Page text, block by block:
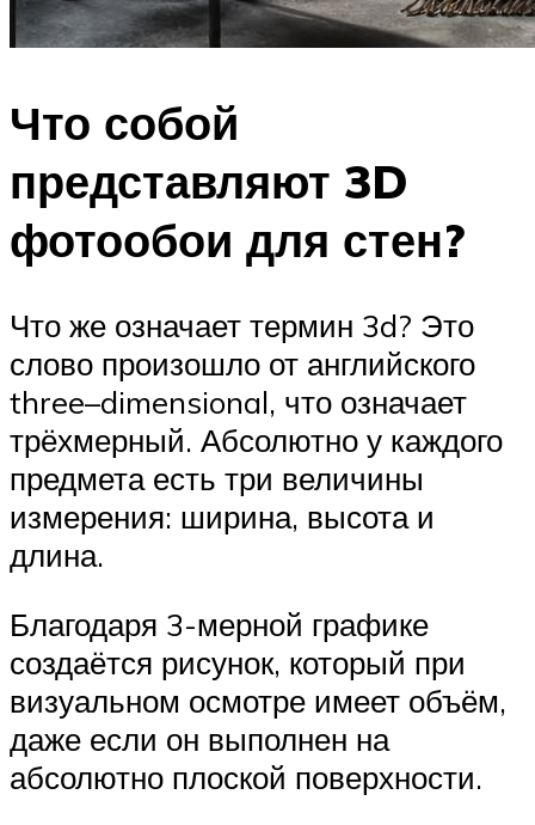
Что собой
представляют 3D
фотообои для стен?
Что же означает термин 3d? Это
слово произошло от английского
three–dimensional, что означает
трёхмерный. Абсолютно у каждого
предмета есть три величины
измерения: ширина, высота и
длина.
Благодаря 3-мерной графике
создаётся рисунок, который при
визуальном осмотре имеет объём,
даже если он выполнен на
абсолютно плоской поверхности.